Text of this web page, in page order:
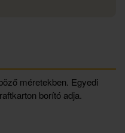
méretekben. Egyedi
borító adja.